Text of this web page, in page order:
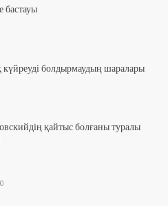
бастауы
болдырмаудың шаралары
қайтыс болғаны туралы